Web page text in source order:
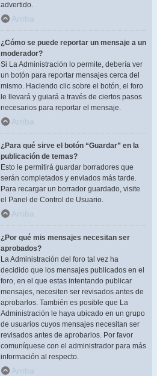
advertido.
Arriba
¿Cómo se puede reportar un mensaje a un
moderador?
Si La Administración lo permite, debería ver
un botón para reportar mensajes cerca del
mismo. Haciendo clic sobre el botón, el foro
le llevará y guiará a través de ciertos pasos
necesarios para reportar el mensaje.
Arriba
¿Para qué sirve el botón “Guardar” en la
publicación de temas?
Esto le permitirá guardar borradores que
serán completados y enviados más tarde.
Para recargar un borrador guardado, visite
el Panel de Control de Usuario.
Arriba
¿Por qué mis mensajes necesitan ser
aprobados?
La Administración del foro tal vez ha
decidido que los mensajes publicados en el
foro, en el que estas intentando publicar
mensajes, necesiten ser revisados antes de
aprobarlos. También es posible que La
Administración le haya ubicado en un grupo
de usuarios cuyos mensajes necesitan ser
revisados antes de aprobarlos. Por favor
comuníquese con el administrador para más
información al respecto.
Arriba